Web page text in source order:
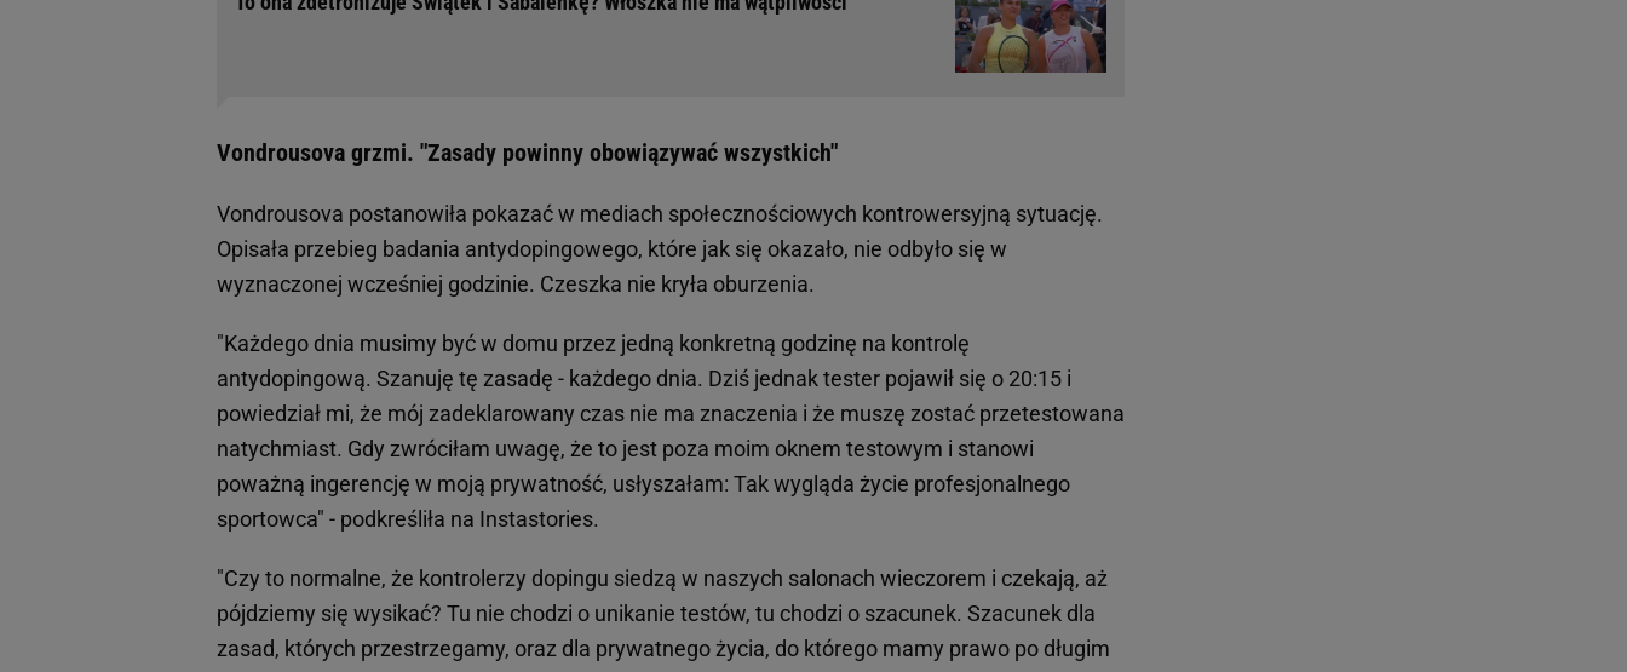
Vondrousova grzmi. "Zasady powinny obowiązywać wszystkich"
Vondrousova postanowiła pokazać w mediach społecznościowych kontrowersyjną sytuację.
Opisała przebieg badania antydopingowego, które jak się okazało, nie odbyło się w
wyznaczonej wcześniej godzinie. Czeszka nie kryła oburzenia.
"Każdego dnia musimy być w domu przez jedną konkretną godzinę na kontrolę
antydopingową. Szanuję tę zasadę - każdego dnia. Dziś jednak tester pojawił się o 20:15 i
powiedział mi, że mój zadeklarowany czas nie ma znaczenia i że muszę zostać przetestowana
natychmiast. Gdy zwróciłam uwagę, że to jest poza moim oknem testowym i stanowi
poważną ingerencję w moją prywatność, usłyszałam: Tak wygląda życie profesjonalnego
sportowca" - podkreśliła na Instastories.
"Czy to normalne, że kontrolerzy dopingu siedzą w naszych salonach wieczorem i czekają, aż
pójdziemy się wysikać? Tu nie chodzi o unikanie testów, tu chodzi o szacunek. Szacunek dla
zasad, których przestrzegamy, oraz dla prywatnego życia, do którego mamy prawo po długim